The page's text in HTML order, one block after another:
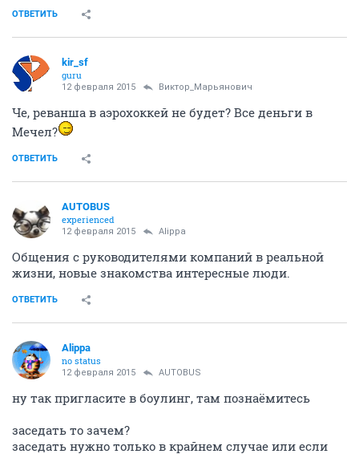
ОТВЕТИТЬ
kir_sf
guru
12 февраля 2015 Виктор_Марьянович
Че, реванша в аэрохоккей не будет? Все деньги в
Мечел?
ОТВЕТИТЬ
AUTOBUS
experienced
12 февраля 2015 Alippa
Общения с руководителями компаний в реальной
жизни, новые знакомства интересные люди.
ОТВЕТИТЬ
Alippa
no status
12 февраля 2015 AUTOBUS
ну так пригласите в боулинг, там познаёмитесь
заседать то зачем?
заседать нужно только в крайнем случае или если